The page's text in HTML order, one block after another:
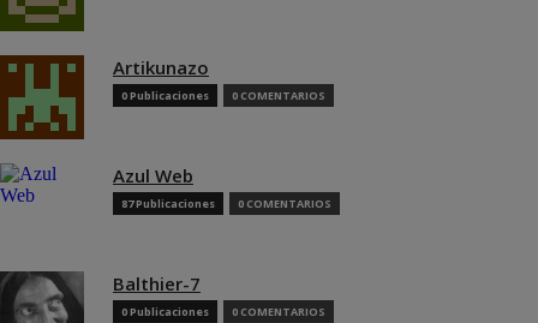
Artikunazo
0 Publicaciones 0 COMENTARIOS
Azul Web
87 Publicaciones 0 COMENTARIOS
Balthier-7
0 Publicaciones 0 COMENTARIOS